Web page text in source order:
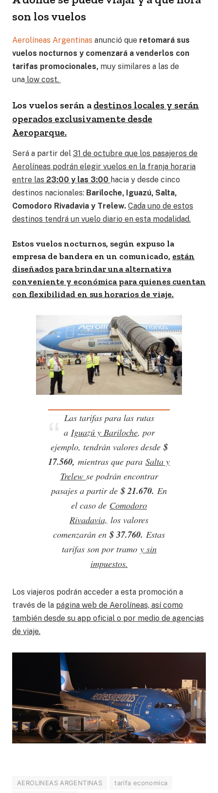
son los vuelos
Aerolíneas Argentinas anunció que retomará sus
vuelos nocturnos y comenzará a venderlos con
tarifas promocionales, muy similares a las de
una low cost.
Los vuelos serán a destinos locales y serán
operados exclusivamente desde
Aeroparque.
Será a partir del 31 de octubre que los pasajeros de
Aerolíneas podrán elegir vuelos en la franja horaria
entre las 23:00 y las 3:00 hacia y desde cinco
destinos nacionales: Bariloche, Iguazú, Salta,
Comodoro Rivadavia y Trelew. Cada uno de estos
destinos tendrá un vuelo diario en esta modalidad.
Estos vuelos nocturnos, según expuso la
empresa de bandera en un comunicado, están
diseñados para brindar una alternativa
conveniente y económica para quienes cuentan
con flexibilidad en sus horarios de viaje.
Las tarifas para las rutas
a Iguazú y Bariloche, por
ejemplo, tendrán valores desde$
17.560, mientras que para Salta y
Trelew se podrán encontrar
pasajes a partir de $ 21.670. En
el caso de Comodoro
Rivadavia, los valores
comenzarán en$ 37.760. Estas
tarifas son por tramo y sin
impuestos.
Los viajeros podrán acceder a esta promoción a
través de la página web de Aerolíneas, así como
también desde su app oficial o por medio de agencias
de viaje.
AEROLINEAS ARGENTINAS
tarifa economica